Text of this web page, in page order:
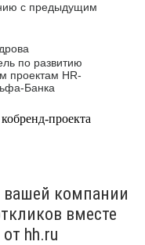
с предыдущим
по развитию
проектам HR-
Банка
проекта
вашей компании
вместе
hh.ru